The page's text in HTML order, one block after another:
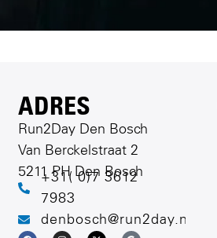
ADRES
Run2Day Den Bosch
Van Berckelstraat 2
5211 PH Den Bosch
+31( 0)7 3612
7983
denbosch@run2day.nl